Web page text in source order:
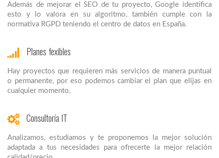
Además de mejorar el SEO de tu proyecto, Google identifica
esto y lo valora en su algoritmo, también cumple con la
normativa RGPD teniendo el centro de datos en España.
Planes fexibles
Hay proyectos que requieren más servicios de manera puntual
o permanente, por eso podemos cambiar el plan que elijas en
cualquier momento.
Consultoría IT
Analizamos, estudiamos y te proponemos la mejor solución
adaptada a tus necesidades para ofrecerte la mejor relación